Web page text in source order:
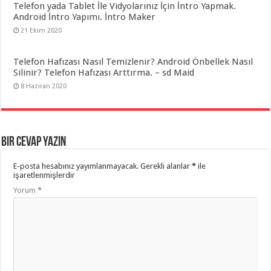
Telefon yada Tablet İle Vidyolarınız İçin İntro Yapmak.
Android İntro Yapımı. İntro Maker
21 Ekim 2020
Telefon Hafızası Nasıl Temizlenir? Android Önbellek Nasıl
Silinir? Telefon Hafızası Arttırma. – sd Maid
8 Haziran 2020
Bir cevap yazın
E-posta hesabınız yayımlanmayacak. Gerekli alanlar* ile
işaretlenmişlerdir
Yorum*